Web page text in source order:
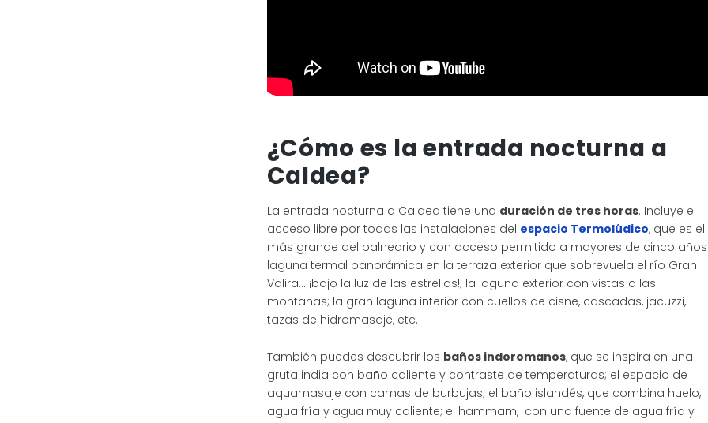
¿Cómo es la entrada nocturna a
Caldea?
La entrada nocturna a Caldea tiene una duración de tres horas. Incluye el
acceso libre por todas las instalaciones del espacio Termolúdico, que es el
más grande del balneario y con acceso permitido a mayores de cinco
laguna termal panorámica en la terraza exterior que sobrevuela el río Gran
Valira… ¡bajo la luz de las estrellas!; la laguna exterior con vistas a las
montañas; la gran laguna interior con cuellos de cisne, cascadas, jacuzzi,
tazas de hidromasaje, etc.
También puedes descubrir los baños indoromanos, que se inspira en una
gruta india con baño caliente y contraste de temperaturas; el espacio de
aquamasaje con camas de burbujas; el baño islandés, que combina huelo,
agua fría y agua muy caliente; el hammam, con una fuente de agua fría y